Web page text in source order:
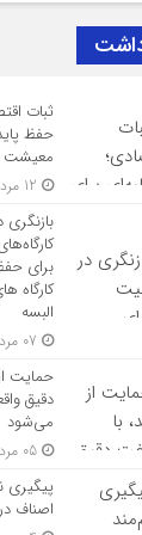
ثبات
حفظ
معیشت
برای
کارگاه
البسه
حمایت
دقیق
می‌شود
پیگیری
اصناف